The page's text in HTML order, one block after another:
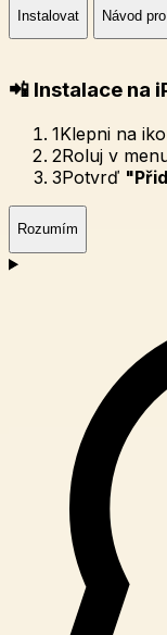
Instalovat Návod
📲 Instalace na
1Klepni na
2Roluj v
3Potvrď
Rozumím